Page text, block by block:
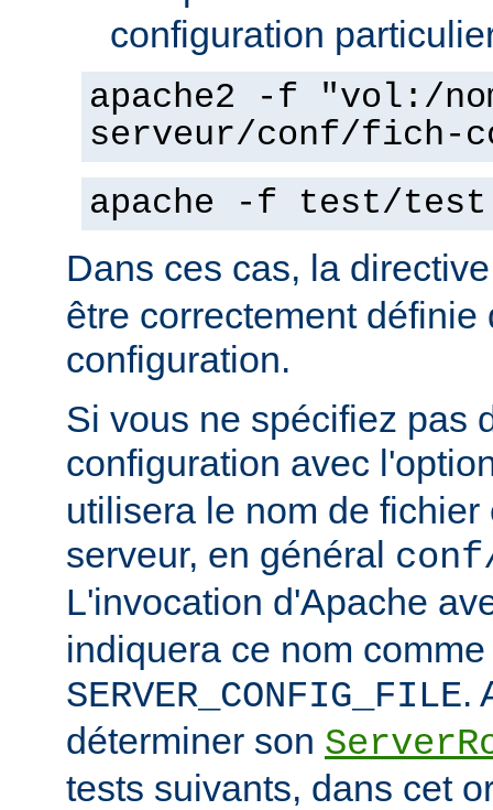
configuration
apache2 -f "vol:/
serveur/conf/fich-
apache -f test/
Dans ces cas, la
être correctement
configuration.
Si vous ne spécifiez pas
configuration avec
utilisera le nom de
serveur, en général
L'invocation d'Apache
indiquera ce nom
SERVER_CONFIG_FILE.
déterminer son
tests suivants, dans cet